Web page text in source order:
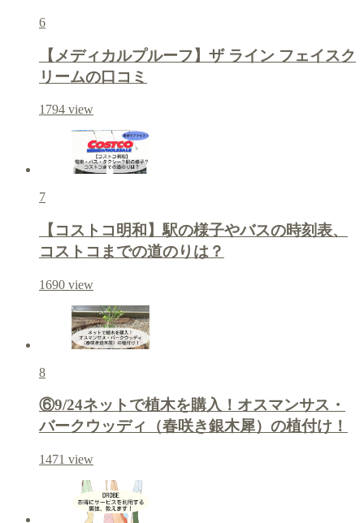
6
【メディカルプルーフ】ザ ライン フェイスク
リームの口コミ
1794 view
7
【コストコ明和】駅の様子やバスの時刻表、
コストコまでの道のりは？
1690 view
8
⑥9/24ネットで植木を購入！オスマンサス・
バークウッディ（春咲き銀木犀）の植付け！
1471 view